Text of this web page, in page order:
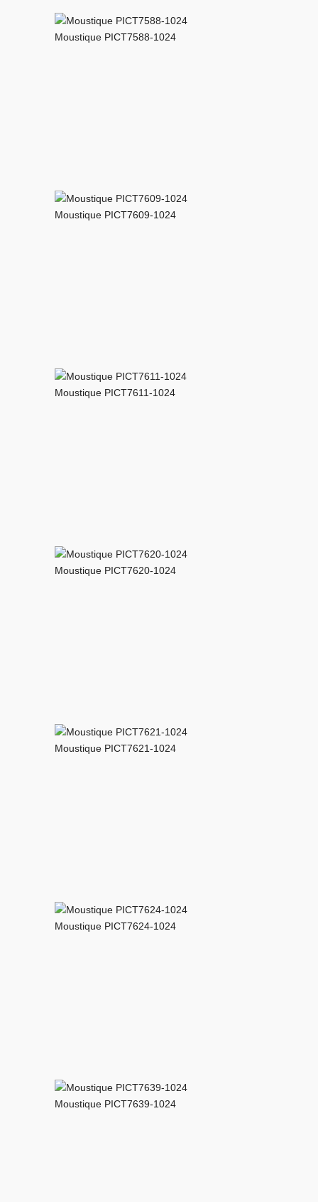
Moustique PICT7588-1024
Moustique PICT7609-1024
Moustique PICT7611-1024
Moustique PICT7620-1024
Moustique PICT7621-1024
Moustique PICT7624-1024
Moustique PICT7639-1024